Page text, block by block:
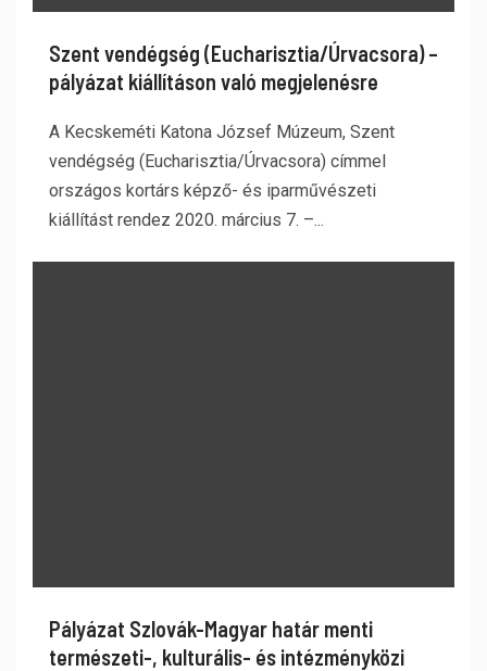
Szent vendégség (Eucharisztia/Úrvacsora) –
pályázat kiállításon való megjelenésre
A Kecskeméti Katona József Múzeum, Szent
vendégség (Eucharisztia/Úrvacsora) címmel
országos kortárs képző- és iparművészeti
kiállítást rendez 2020. március 7. –...
Pályázat Szlovák-Magyar határ menti
természeti-, kulturális- és intézményközi